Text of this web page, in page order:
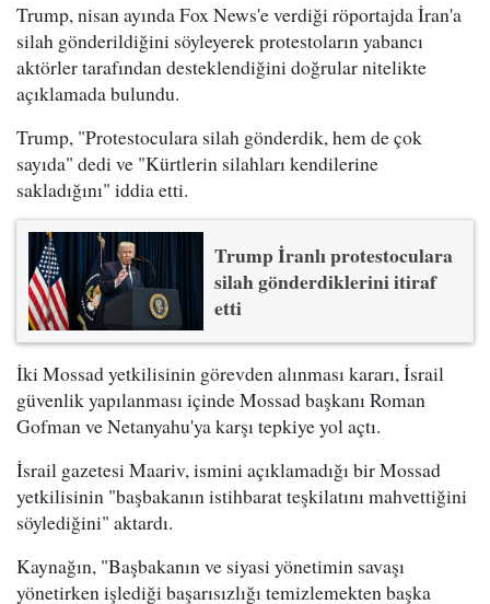
Trump, nisan ayında Fox News'e verdiği röportajda İran'a
silah gönderildiğini söyleyerek protestoların yabancı
aktörler tarafından desteklendiğini doğrular nitelikte
açıklamada bulundu.
Trump, "Protestoculara silah gönderdik, hem de çok
sayıda" dedi ve "Kürtlerin silahları kendilerine
sakladığını" iddia etti.
Trump İranlı protestoculara
silah gönderdiklerini itiraf
etti
İki Mossad yetkilisinin görevden alınması kararı, İsrail
güvenlik yapılanması içinde Mossad başkanı Roman
Gofman ve Netanyahu'ya karşı tepkiye yol açtı.
İsrail gazetesi Maariv, ismini açıklamadığı bir Mossad
yetkilisinin "başbakanın istihbarat teşkilatını mahvettiğini
söylediğini" aktardı.
Kaynağın, "Başbakanın ve siyasi yönetimin savaşı
yönetirken işlediği başarısızlığı temizlemekten başka